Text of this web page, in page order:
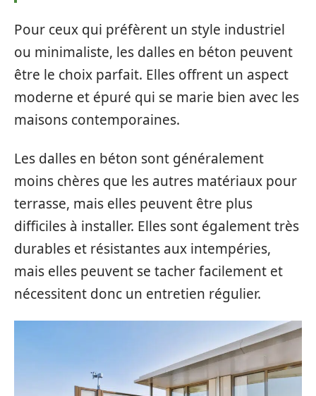
Pour ceux qui préfèrent un style industriel
ou minimaliste, les dalles en béton peuvent
être le choix parfait. Elles offrent un aspect
moderne et épuré qui se marie bien avec les
maisons contemporaines.
Les dalles en béton sont généralement
moins chères que les autres matériaux pour
terrasse, mais elles peuvent être plus
difficiles à installer. Elles sont également très
durables et résistantes aux intempéries,
mais elles peuvent se tacher facilement et
nécessitent donc un entretien régulier.